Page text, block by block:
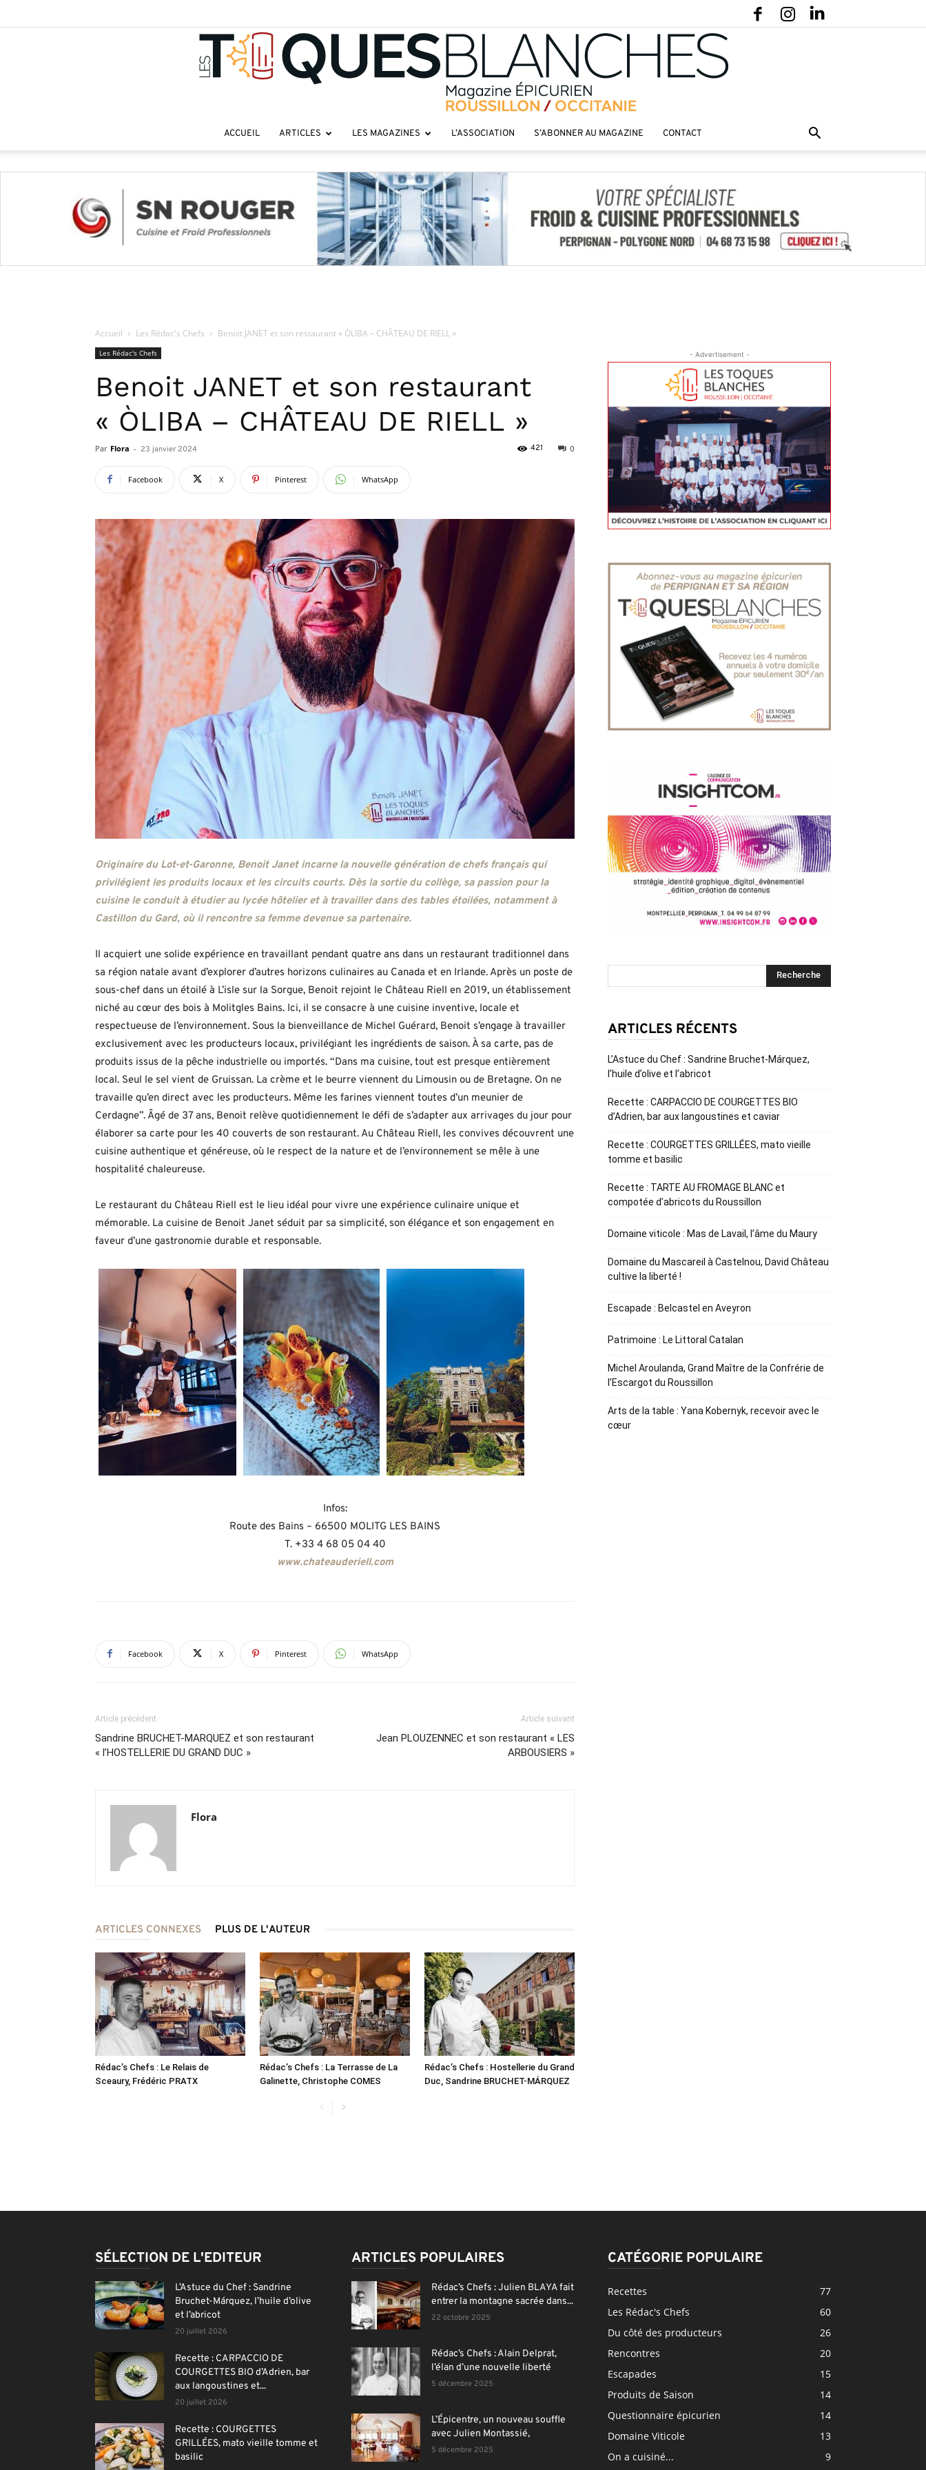
roussillon
ACCUEIL ARTICLES LES MAGAZINES L’ASSOCIATION S’ABONNER AU MAGAZINE CONTACT
Accueil Les Rédac's Chefs Benoit JANET et son restaurant « ÒLIBA – CHÂTEAU DE RIELL »
Les Rédac's Chefs
Benoit JANET et son restaurant
« ÒLIBA – CHÂTEAU DE RIELL »
Par Flora - 23 janvier 2024 0
421
Facebook X Pinterest WhatsApp
Originaire du Lot-et-Garonne, Benoit Janet incarne la nouvelle génération de chefs français qui
privilégient les produits locaux et les circuits courts. Dès la sortie du collège, sa passion pour la
cuisine le conduit à étudier au lycée hôtelier et à travailler dans des tables étoilées, notamment à
Castillon du Gard, où il rencontre sa femme devenue sa partenaire.
Il acquiert une solide expérience en travaillant pendant quatre ans dans un restaurant traditionnel dans
sa région natale avant d’explorer d’autres horizons culinaires au Canada et en Irlande. Après un poste de
sous-chef dans un étoilé à L’isle sur la Sorgue, Benoit rejoint le Château Riell en 2019, un établissement
niché au cœur des bois à Molitgles Bains. Ici, il se consacre à une cuisine inventive, locale et
respectueuse de l’environnement. Sous la bienveillance de Michel Guérard, Benoit s’engage à travailler
exclusivement avec les producteurs locaux, privilégiant les ingrédients de saison. À sa carte, pas de
produits issus de la pêche industrielle ou importés. “Dans ma cuisine, tout est presque entièrement
local. Seul le sel vient de Gruissan. La crème et le beurre viennent du Limousin ou de Bretagne. On ne
travaille qu’en direct avec les producteurs. Même les farines viennent toutes d’un meunier de
Cerdagne”. Âgé de 37 ans, Benoit relève quotidiennement le défi de s’adapter aux arrivages du jour pour
élaborer sa carte pour les 40 couverts de son restaurant. Au Château Riell, les convives découvrent une
cuisine authentique et généreuse, où le respect de la nature et de l’environnement se mêle à une
hospitalité chaleureuse.
Le restaurant du Château Riell est le lieu idéal pour vivre une expérience culinaire unique et
mémorable. La cuisine de Benoit Janet séduit par sa simplicité, son élégance et son engagement en
faveur d’une gastronomie durable et responsable.
Infos:
Route des Bains – 66500 MOLITG LES BAINS
T. +33 4 68 05 04 40
www.chateauderiell.com
Facebook X Pinterest WhatsApp
Article précédent
Sandrine BRUCHET-MARQUEZ et son restaurant
« l’HOSTELLERIE DU GRAND DUC »
Article suivant
Jean PLOUZENNEC et son restaurant « LES
ARBOUSIERS »
Flora
ARTICLES CONNEXES PLUS DE L'AUTEUR
Rédac’s Chefs : Le Relais de
Sceaury, Frédéric PRATX
Rédac’s Chefs : La Terrasse de La
Galinette, Christophe COMES
Rédac’s Chefs : Hostellerie du Grand
Duc, Sandrine BRUCHET-MÁRQUEZ
- Advertisement -
ARTICLES RÉCENTS
L’Astuce du Chef : Sandrine Bruchet-Márquez,
l’huile d’olive et l’abricot
Recette : CARPACCIO DE COURGETTES BIO
d’Adrien, bar aux langoustines et caviar
Recette : COURGETTES GRILLÉES, mato vieille
tomme et basilic
Recette : TARTE AU FROMAGE BLANC et
compotée d’abricots du Roussillon
Domaine viticole : Mas de Lavail, l’âme du Maury
Domaine du Mascareil à Castelnou, David Château
cultive la liberté !
Escapade : Belcastel en Aveyron
Patrimoine : Le Littoral Catalan
Michel Aroulanda, Grand Maître de la Confrérie de
l’Escargot du Roussillon
Arts de la table : Yana Kobernyk, recevoir avec le
cœur
SÉLECTION DE L'EDITEUR
L’Astuce du Chef : Sandrine
Bruchet-Márquez, l’huile d’olive
et l’abricot
20 juillet 2026
Recette : CARPACCIO DE
COURGETTES BIO d’Adrien, bar
aux langoustines et...
20 juillet 2026
Recette : COURGETTES
GRILLÉES, mato vieille tomme et
basilic
ARTICLES POPULAIRES
Rédac’s Chefs : Julien BLAYA fait
entrer la montagne sacrée dans...
22 octobre 2025
Rédac’s Chefs : Alain Delprat,
l’élan d’une nouvelle liberté
5 décembre 2025
L’Épicentre, un nouveau souffle
avec Julien Montassié,
5 décembre 2025
CATÉGORIE POPULAIRE
Recettes
77
Les Rédac's Chefs
60
Du côté des producteurs
26
Rencontres
20
Escapades
15
Produits de Saison
14
Questionnaire épicurien
14
Domaine Viticole
13
On a cuisiné...
9